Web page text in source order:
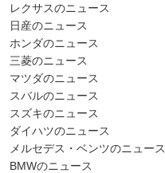
レクサスのニュース
日産のニュース
ホンダのニュース
三菱のニュース
マツダのニュース
スバルのニュース
スズキのニュース
ダイハツのニュース
メルセデス・ベンツのニュース
BMWのニュース